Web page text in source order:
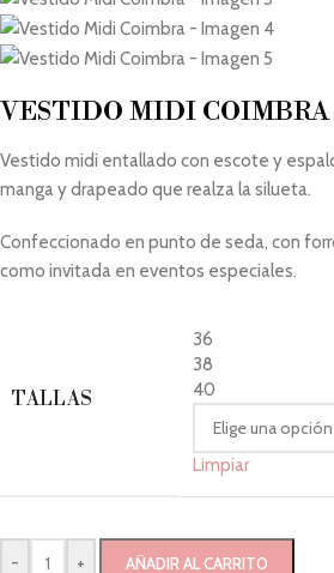
VESTIDO MIDI COIMBRA
Vestido midi entallado con escote y
manga y drapeado que realza la silueta.
Confeccionado en punto de seda, con
como invitada en eventos especiales.
TALLAS
36
38
40
Limpiar
- + AÑADIR AL CARRITO